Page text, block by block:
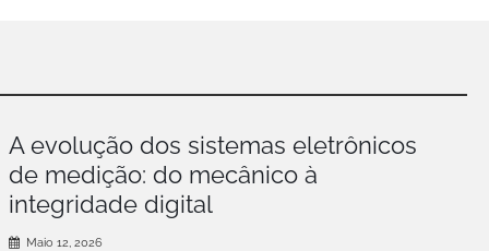
A evolução dos sistemas eletrônicos
de medição: do mecânico à
integridade digital
Maio 12, 2026